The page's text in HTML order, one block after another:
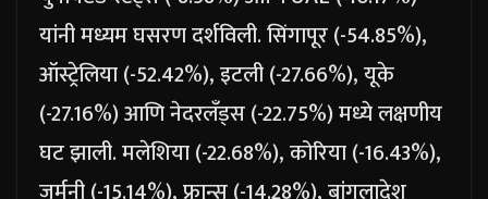
यांनी मध्यम घसरण दर्शविली.सिंगापूर (-54.85%),
ऑस्ट्रेलिया (-52.42%), इटली (-27.66%), यूके
(-27.16%) आणि नेदरलँड्स (-22.75%) मध्ये लक्षणीय
घट झाली. मलेशिया (-22.68%), कोरिया (-16.43%),